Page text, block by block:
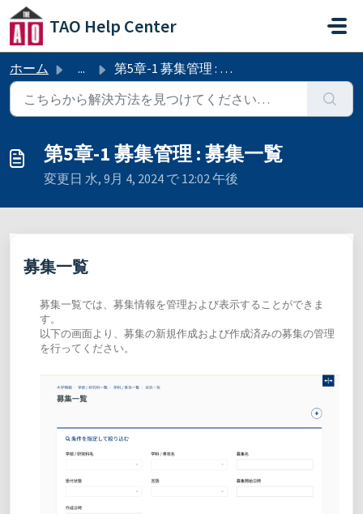
メインコンテンツに移動
TAO Help Center
ホーム ... 第5章-1 募集管理 : 募集一覧
第5章-1 募集管理 : 募集一覧
変更日 水, 9月 4, 2024 で 12:02 午後
募集一覧
募集一覧では、募集情報を管理および表示することができま
す。
以下の画面より、募集の新規作成および作成済みの募集の管理
を行ってください。